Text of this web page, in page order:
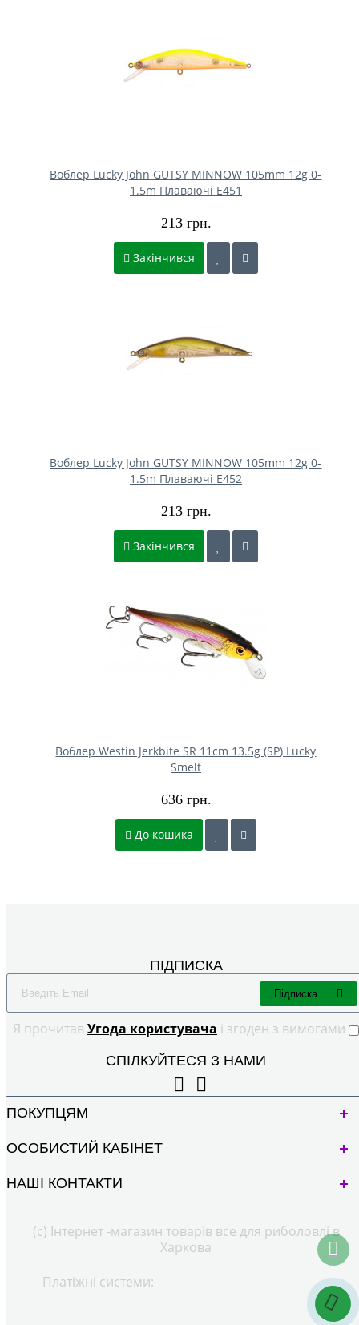
Воблер Lucky John GUTSY MINNOW 105mm 12g 0-
1.5m Плаваючі E451
213 грн.
Закінчився
Воблер Lucky John GUTSY MINNOW 105mm 12g 0-
1.5m Плаваючі E452
213 грн.
Закінчився
Воблер Westin Jerkbite SR 11cm 13.5g (SP) Lucky
Smelt
636 грн.
До кошика
ПІДПИСКА
Я прочитав Угода користувача і згоден з вимогами
Підписка
СПІЛКУЙТЕСЯ З НАМИ
ПОКУПЦЯМ
ОСОБИСТИЙ КАБІНЕТ
НАШІ КОНТАКТИ
(с) Інтернет -магазин товарів все для риболовлі в
Харкова
Платіжні системи: